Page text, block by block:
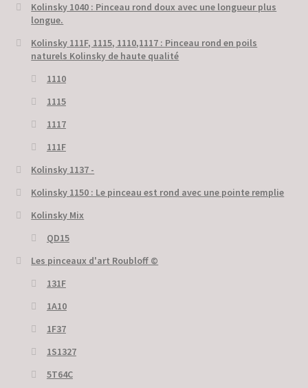
Kolinsky 1040 : Pinceau rond doux avec une longueur plus
longue.
Kolinsky 111F, 1115, 1110,1117 : Pinceau rond en poils
naturels Kolinsky de haute qualité
1110
1115
1117
111F
Kolinsky 1137 -
Kolinsky 1150 : Le pinceau est rond avec une pointe remplie
Kolinsky Mix
QD15
Les pinceaux d'art Roubloff ©
131F
1A10
1F37
1S1327
5T64C